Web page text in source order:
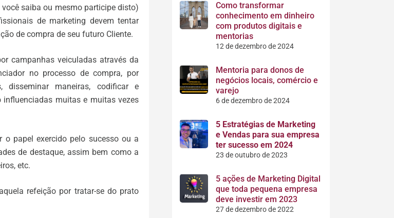
saiba ou mesmo participe disto)
de marketing devem tentar
de compra de seu futuro Cliente.
campanhas veiculadas através da
no processo de compra, por
disseminar maneiras, codificar e
influenciadas muitas e muitas vezes
o papel exercido pelo sucesso ou a
de destaque, assim bem como a
etc.
refeição por tratar-se do prato
Como transformar
conhecimento em dinheiro
com produtos digitais e
mentorias
12 de dezembro de 2024
Mentoria para donos de
negócios locais, comércio e
varejo
6 de dezembro de 2024
5 Estratégias de Marketing
e Vendas para sua empresa
ter sucesso em 2024
23 de outubro de 2023
5 ações de Marketing Digital
que toda pequena empresa
deve investir em 2023
27 de dezembro de 2022